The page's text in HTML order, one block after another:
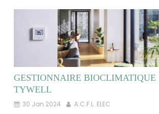
GESTIONNAIRE BIOCLIMATIQUE
TYWELL
30 Jan 2024 A.C.F.L. ELEC